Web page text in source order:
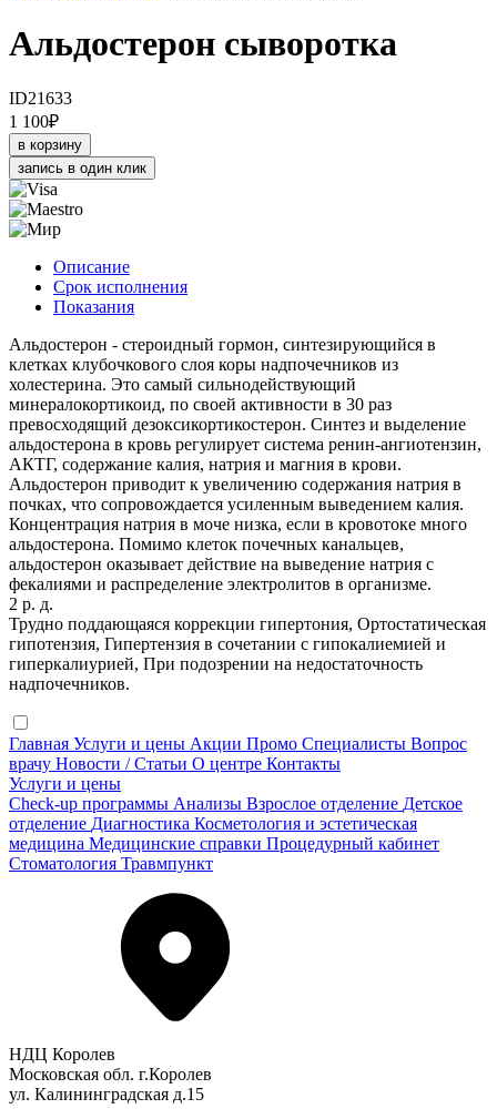
Альдостерон сыворотка
ID21633
1 100₽
в корзину
запись в один клик
Описание
Срок исполнения
Показания
Альдостерон - стероидный гормон, синтезирующийся в
клетках клубочкового слоя коры надпочечников из
холестерина. Это самый сильнодействующий
минералокортикоид, по своей активности в 30 раз
превосходящий дезоксикортикостерон. Синтез и выделение
альдостерона в кровь регулирует система ренин-ангиотензин,
АКТГ, содержание калия, натрия и магния в крови.
Альдостерон приводит к увеличению содержания натрия в
почках, что сопровождается усиленным выведением калия.
Концентрация натрия в моче низка, если в кровотоке много
альдостерона. Помимо клеток почечных канальцев,
альдостерон оказывает действие на выведение натрия с
фекалиями и распределение электролитов в организме.
2 р. д.
Трудно поддающаяся коррекции гипертония, Ортостатическая
гипотензия, Гипертензия в сочетании с гипокалиемией и
гиперкалиурией, При подозрении на недостаточность
надпочечников.
Главная Услуги и цены Акции Промо Специалисты Вопрос
врачу Новости / Статьи О центре Контакты
Услуги и цены
Check-up программы Анализы Взрослое отделение Детское
отделение Диагностика Косметология и эстетическая
медицина Медицинские справки Процедурный кабинет
Стоматология Травмпункт
НДЦ Королев
Московская обл. г.Королев
ул. Калининградская д.15